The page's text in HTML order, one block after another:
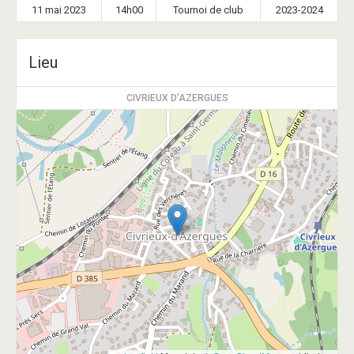
11 mai 2023 14h00 Tournoi de club 2023-2024
Lieu
CIVRIEUX D'AZERGUES